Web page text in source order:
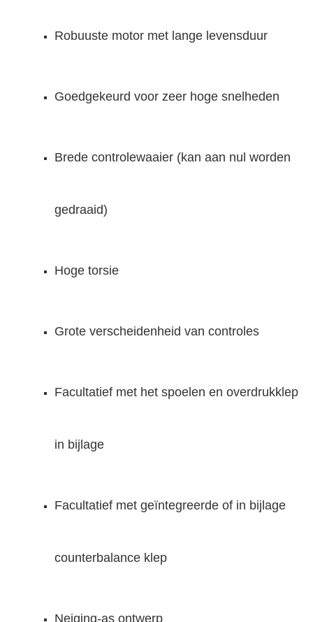
Robuuste motor met lange levensduur
Goedgekeurd voor zeer hoge snelheden
Brede controlewaaier (kan aan nul worden
gedraaid)
Hoge torsie
Grote verscheidenheid van controles
Facultatief met het spoelen en overdrukklep
in bijlage
Facultatief met geïntegreerde of in bijlage
counterbalance klep
Neiging-as ontwerp